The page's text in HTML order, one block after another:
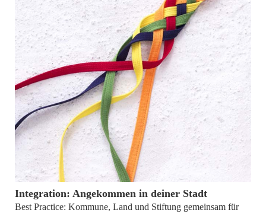
10. November 2016
Integration: Angekommen in deiner Stadt
Best Practice: Kommune, Land und Stiftung gemeinsam für